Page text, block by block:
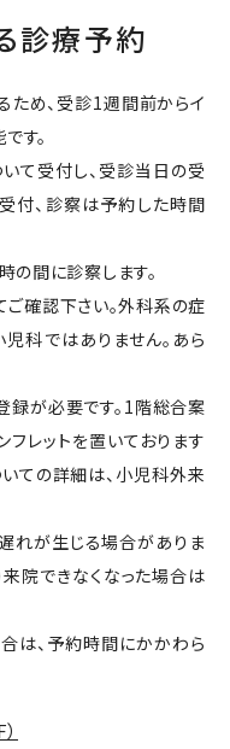
診療予約
ため、受診1週間前からイ
す。
て受付し、受診当日の受
付、診察は予約した時間
の間に診察します。
確認下さい。外科系の症
児科ではありません。あら
録が必要です。1階総合案
レットを置いております
ての詳細は、小児科外来
れが生じる場合がありま
来院できなくなった場合は
は、予約時間にかかわら